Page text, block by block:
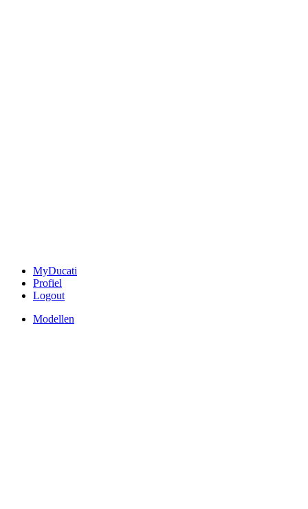
MyDucati
Profiel
Logout
Modellen